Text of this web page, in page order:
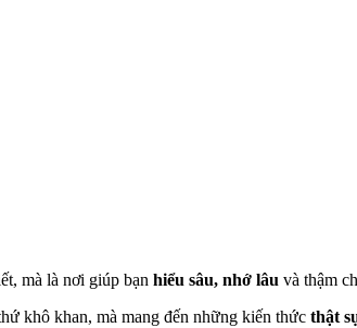
mà là nơi giúp bạn hiểu sâu, nhớ lâu và thậm
khô khan, mà mang đến những kiến thức thật